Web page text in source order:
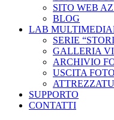
SITO WEB
BLOG
LAB
SERIE
GALLERIA
ARCHIVIO
USCITA
SUPPORTO
CONTATTI